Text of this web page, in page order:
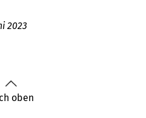
2023
oben